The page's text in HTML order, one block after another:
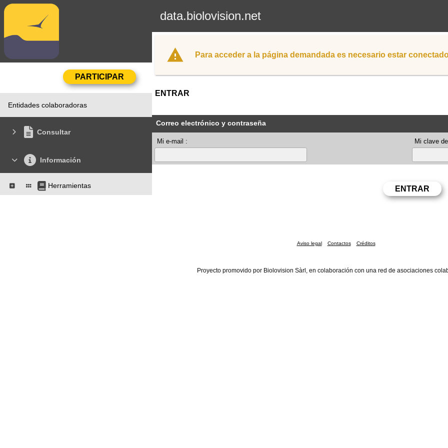
data.biolovision.net
Entidades colaboradoras
Consultar
Información
Herramientas
Para acceder a la página demandada es necesario estar
ENTRAR
Correo electrónico y contraseña
Mi e-mail : Mi clave
Aviso legal Contactos Créditos
Proyecto promovido por Biolovision Sàrl, en colaboración con una red de asociaciones